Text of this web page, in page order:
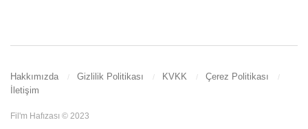
Hakkımızda Gizlilik Politikası KVKK
Çerez Politikası
İletişim
Fil'm Hafızası © 2023